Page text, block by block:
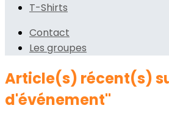
T-Shirts
Contact
Les groupes
Article(s) récent(s)
d'événement"